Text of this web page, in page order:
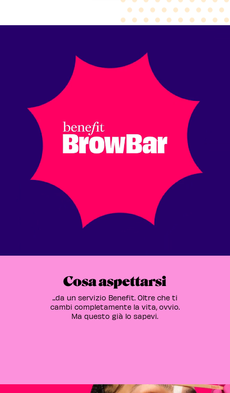
Cosa aspettarsi
...da un servizio Benefit. Oltre che ti
cambi completamente la vita, ovvio.
Ma questo già lo sapevi.